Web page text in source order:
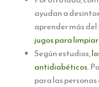
ayudan a
aprender más
jugos para
Según estudios,
antidiabéticos.
para las